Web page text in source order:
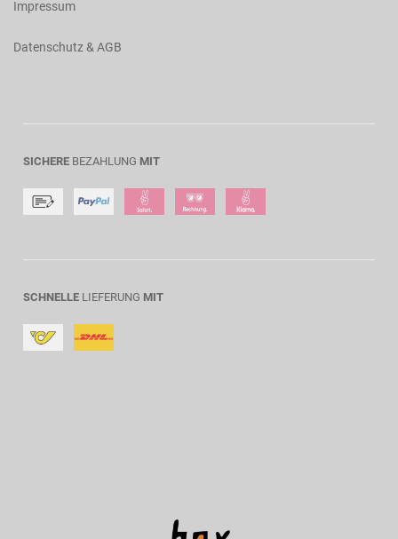
Impressum
Datenschutz & AGB
SICHERE BEZAHLUNG MIT
SCHNELLE LIEFERUNG MIT